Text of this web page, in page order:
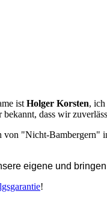
ist Holger Korsten,
dass wir
"Nicht-Bambergern"
eigene und
!